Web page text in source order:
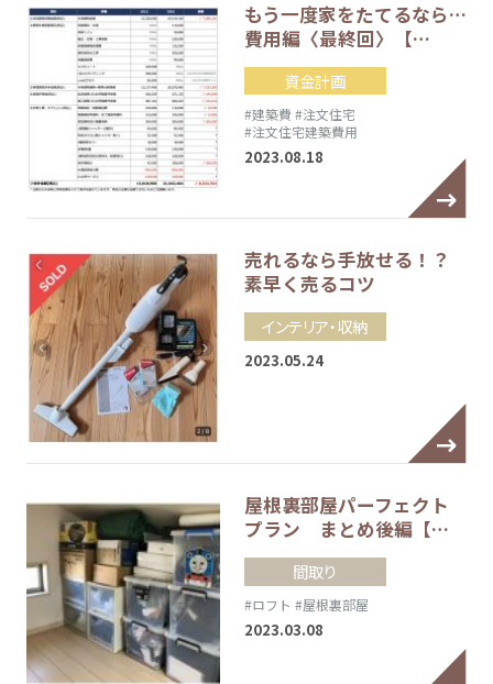
もう一度家をたてるなら…
費用編〈最終回〉【…
資金計画
#建築費 #注文住宅
#注文住宅建築費用
2023.08.18
売れるなら手放せる！？
素早く売るコツ
インテリア・収納
2023.05.24
屋根裏部屋パーフェクト
プラン まとめ後編【…
間取り
#ロフト #屋根裏部屋
2023.03.08